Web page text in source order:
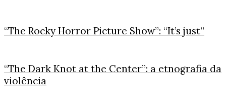
“The Rocky Horror Picture Show”: “It’s just”
“The Dark Knot at the Center”: a etnografia da
violência